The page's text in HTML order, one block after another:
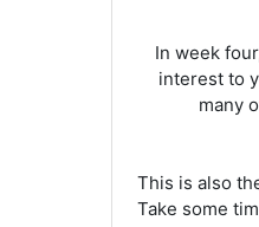
In week
interest to
many
This is also
Take some